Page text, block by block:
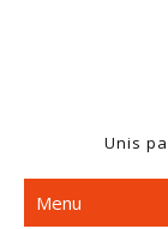
Unis
Menu